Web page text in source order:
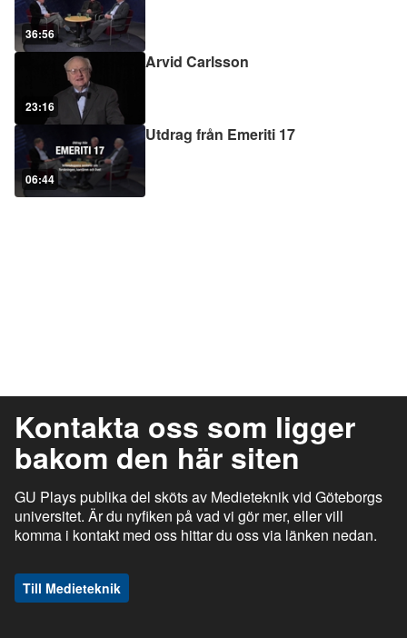
36:56
23:16
Arvid Carlsson
06:44
Utdrag från Emeriti 17
Kontakta oss som ligger
bakom den här siten
GU Plays publika del sköts av Medieteknik vid Göteborgs
universitet. Är du nyfiken på vad vi gör mer, eller vill
komma i kontakt med oss hittar du oss via länken nedan.
Till Medieteknik